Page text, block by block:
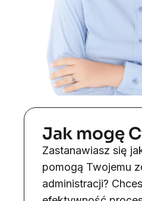
Jak mogę
Zastanawiasz się
pomogą Twojemu
administracji?